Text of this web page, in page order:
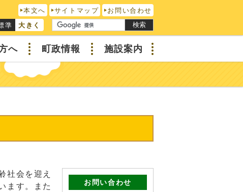
本文へ サイトマップ
お問い合わせ
準 大きく 検索
へ 町政情報 施設案内
社会を迎え
ます。また
お問い合わせ